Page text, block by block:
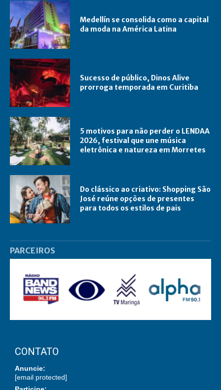
Medellín se consolida como a capital
da moda na América Latina
Sucesso de público, Dinos Alive
prorroga temporada em Curitiba
5 motivos para não perder o LENDAA
2026, festival que une música
eletrônica e natureza em Morretes
Do clássico ao criativo: Shopping São
José reúne opções de presentes
para todos os estilos de pais
PARCEIROS
CONTATO
Anuncie:
[email protected]